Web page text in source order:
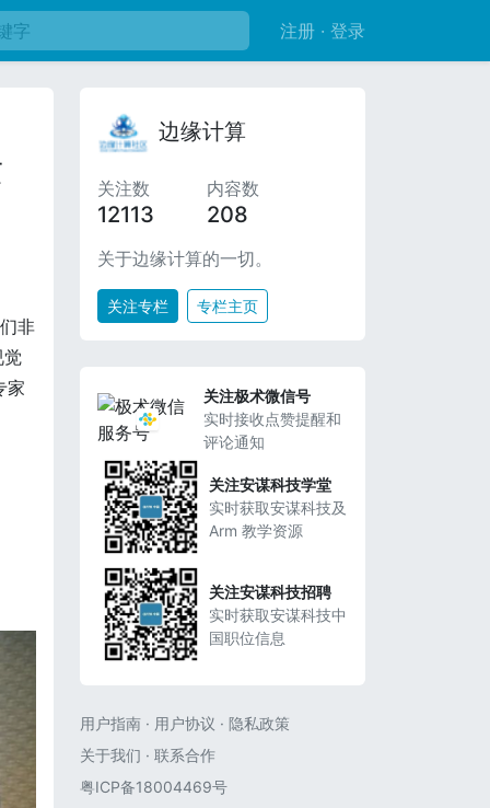
注册 · 登录
非
觉
家
边缘计算
关注数
12113
内容数
208
关于边缘计算的一切。
关注专栏 专栏主页
关注极术微信号
实时接收点赞提醒和
评论通知
关注安谋科技学堂
实时获取安谋科技及
Arm 教学资源
关注安谋科技招聘
实时获取安谋科技中
国职位信息
用户指南 · 用户协议 · 隐私政策
关于我们 · 联系合作
粤ICP备18004469号